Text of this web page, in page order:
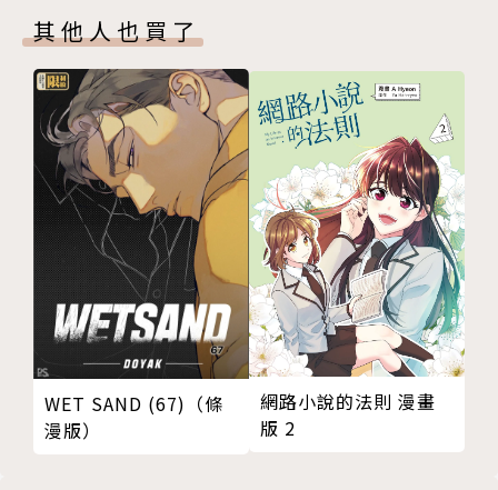
其他人也買了
WET SAND (67)（條
漫版）
網路小說的法則 漫畫
版 2